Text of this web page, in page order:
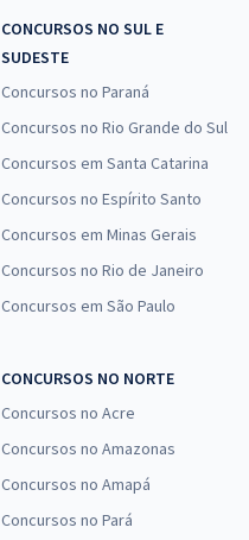
CONCURSOS NO SUL E
SUDESTE
Concursos no Paraná
Concursos no Rio Grande do Sul
Concursos em Santa Catarina
Concursos no Espírito Santo
Concursos em Minas Gerais
Concursos no Rio de Janeiro
Concursos em São Paulo
CONCURSOS NO NORTE
Concursos no Acre
Concursos no Amazonas
Concursos no Amapá
Concursos no Pará